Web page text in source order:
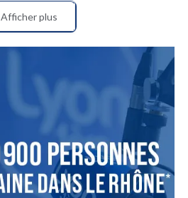
Afficher plus